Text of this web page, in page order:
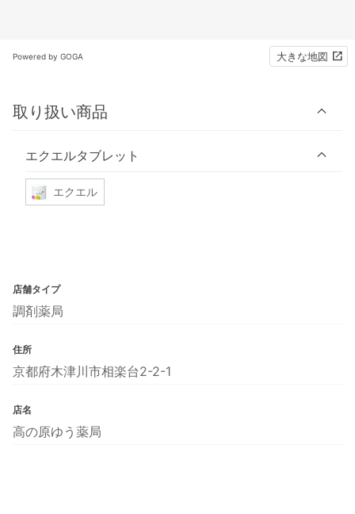
Powered by GOGA 大きな地図
取り扱い商品
エクエルタブレット
エクエル
店舗タイプ
調剤薬局
住所
京都府木津川市相楽台2-2-1
店名
高の原ゆう薬局